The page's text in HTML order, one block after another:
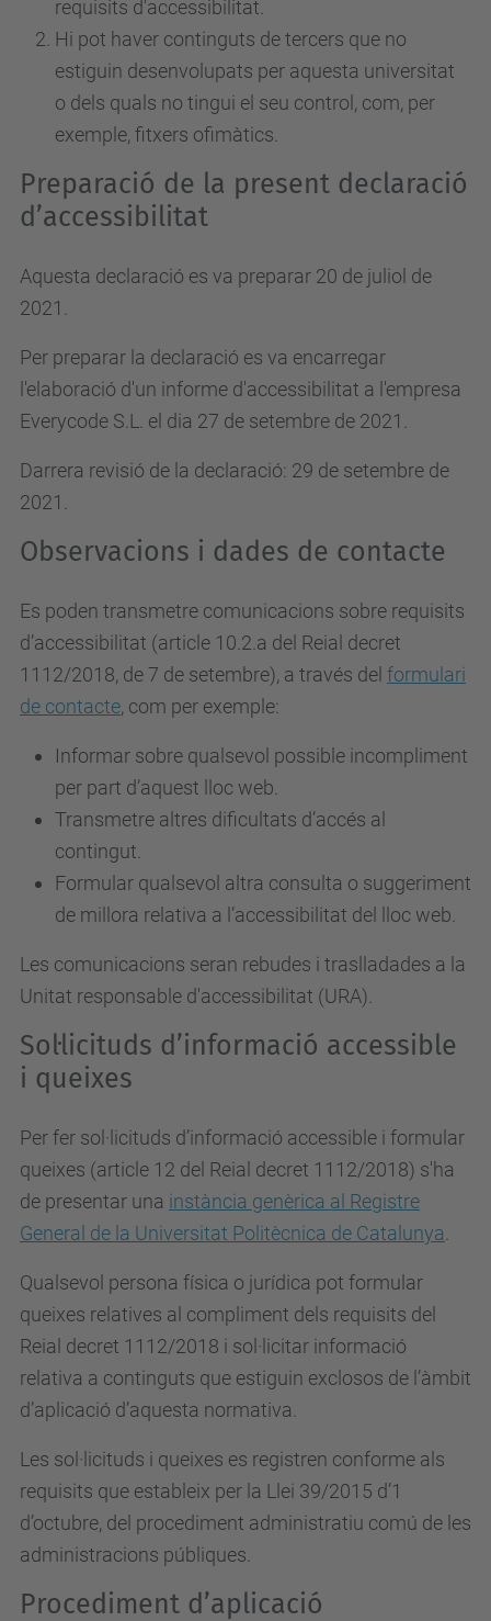
requisits d'accessibilitat.
Hi pot haver continguts de tercers que no
estiguin desenvolupats per aquesta universitat
o dels quals no tingui el seu control, com, per
exemple, fitxers ofimàtics.
Preparació de la present declaració
d’accessibilitat
Aquesta declaració es va preparar 20 de juliol de
2021.
Per preparar la declaració es va encarregar
l'elaboració d'un informe d'accessibilitat a l'empresa
Everycode S.L. el dia 27 de setembre de 2021.
Darrera revisió de la declaració: 29 de setembre de
2021.
Observacions i dades de contacte
Es poden transmetre comunicacions sobre requisits
d’accessibilitat (article 10.2.a del Reial decret
1112/2018, de 7 de setembre), a través del formulari
de contacte, com per exemple:
Informar sobre qualsevol possible incompliment
per part d’aquest lloc web.
Transmetre altres dificultats d’accés al
contingut.
Formular qualsevol altra consulta o suggeriment
de millora relativa a l’accessibilitat del lloc web.
Les comunicacions seran rebudes i traslladades a la
Unitat responsable d'accessibilitat (URA).
Sol·licituds d’informació accessible
i queixes
Per fer sol·licituds d’informació accessible i formular
queixes (article 12 del Reial decret 1112/2018) s'ha
de presentar una instància genèrica al Registre
General de la Universitat Politècnica de Catalunya
Qualsevol persona física o jurídica pot formular
queixes relatives al compliment dels requisits del
Reial decret 1112/2018 i sol·licitar informació
relativa a continguts que estiguin exclosos de l’àmbit
d’aplicació d’aquesta normativa.
Les sol·licituds i queixes es registren conforme als
requisits que estableix per la Llei 39/2015 d’1
d’octubre, del procediment administratiu comú de les
administracions públiques.
Procediment d’aplicació